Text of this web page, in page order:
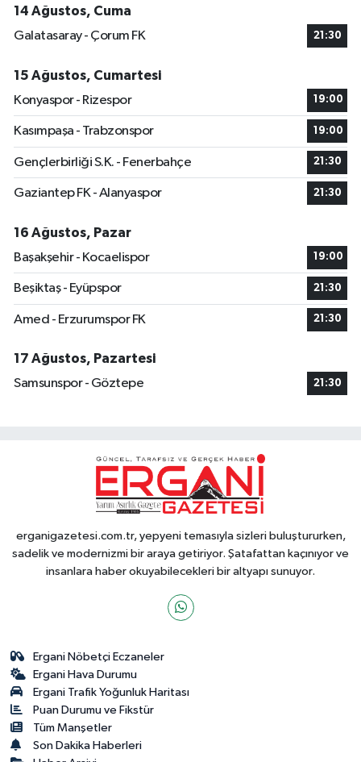
14 Ağustos, Cuma
Galatasaray - Çorum FK
21:30
15 Ağustos, Cumartesi
Konyaspor - Rizespor
19:00
Kasımpaşa - Trabzonspor 19:00
Gençlerbirliği S.K. - Fenerbahçe 21:30
Gaziantep FK - Alanyaspor 21:30
16 Ağustos, Pazar
Başakşehir - Kocaelispor
19:00
Beşiktaş - Eyüpspor 21:30
Amed - Erzurumspor FK 21:30
17 Ağustos, Pazartesi
Samsunspor - Göztepe
21:30
erganigazetesi.com.tr, yepyeni temasıyla sizleri buluştururken,
sadelik ve modernizmi bir araya getiriyor. Şatafattan kaçınıyor ve
insanlara haber okuyabilecekleri bir altyapı sunuyor.
Ergani Nöbetçi Eczaneler
Ergani Hava Durumu
Ergani Trafik Yoğunluk Haritası
Puan Durumu ve Fikstür
Tüm Manşetler
Son Dakika Haberleri